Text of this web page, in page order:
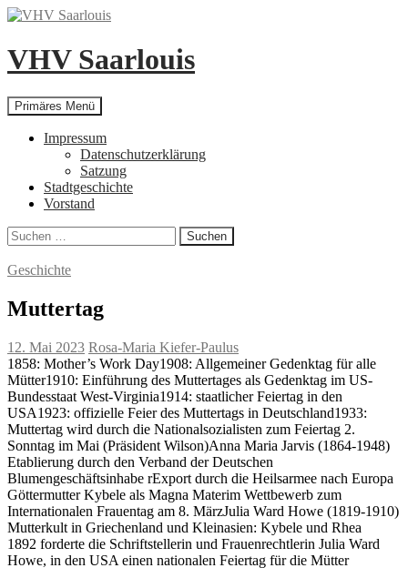
Zum
springen
VHV Saarlouis
Suchen
Primäres Menü
Impressum
Datenschutzerklärung
Satzung
Stadtgeschichte
Vorstand
Suchen
nach:
Geschichte
Muttertag
12. Mai 2023 Rosa-Maria Kiefer-Paulus
1858: Mother’s Work Day1908: Allgemeiner Gedenktag für alle
Mütter1910: Einführung des Muttertages als Gedenktag im US-
Bundesstaat West-Virginia1914: staatlicher Feiertag in den
USA1923: offizielle Feier des Muttertags in Deutschland1933:
Muttertag wird durch die Nationalsozialisten zum Feiertag 2.
Sonntag im Mai (Präsident Wilson)Anna Maria Jarvis (1864-1948)
Etablierung durch den Verband der Deutschen
Blumengeschäftsinhabe rExport durch die Heilsarmee nach Europa
Göttermutter Kybele als Magna Materim Wettbewerb zum
Internationalen Frauentag am 8. MärzJulia Ward Howe (1819-1910)
Mutterkult in Griechenland und Kleinasien: Kybele und Rhea
1892 forderte die Schriftstellerin und Frauenrechtlerin Julia Ward
Howe, in den USA einen nationalen Feiertag für die Mütter